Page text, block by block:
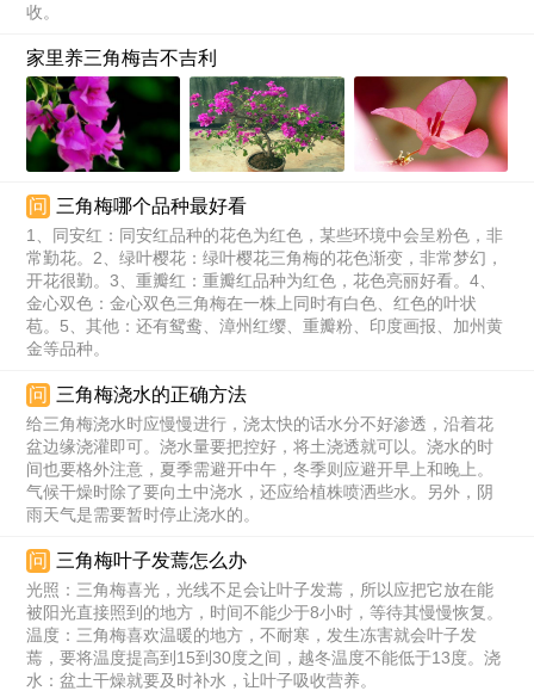
收。
家里养三角梅吉不吉利
问 三角梅哪个品种最好看
1、同安红：同安红品种的花色为红色，某些环境中会呈粉色，非
常勤花。2、绿叶樱花：绿叶樱花三角梅的花色渐变，非常梦幻，
开花很勤。3、重瓣红：重瓣红品种为红色，花色亮丽好看。4、
金心双色：金心双色三角梅在一株上同时有白色、红色的叶状
苞。5、其他：还有鸳鸯、漳州红缨、重瓣粉、印度画报、加州黄
金等品种。
问 三角梅浇水的正确方法
给三角梅浇水时应慢慢进行，浇太快的话水分不好渗透，沿着花
盆边缘浇灌即可。浇水量要把控好，将土浇透就可以。浇水的时
间也要格外注意，夏季需避开中午，冬季则应避开早上和晚上。
气候干燥时除了要向土中浇水，还应给植株喷洒些水。另外，阴
雨天气是需要暂时停止浇水的。
问 三角梅叶子发蔫怎么办
光照：三角梅喜光，光线不足会让叶子发蔫，所以应把它放在能
被阳光直接照到的地方，时间不能少于8小时，等待其慢慢恢复。
温度：三角梅喜欢温暖的地方，不耐寒，发生冻害就会叶子发
蔫，要将温度提高到15到30度之间，越冬温度不能低于13度。浇
水：盆土干燥就要及时补水，让叶子吸收营养。